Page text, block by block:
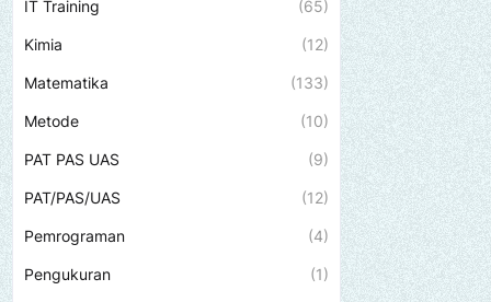
IT Training (65)
Kimia (12)
Matematika (133)
Metode (10)
PAT PAS UAS (9)
PAT/PAS/UAS (12)
Pemrograman (4)
Pengukuran (1)